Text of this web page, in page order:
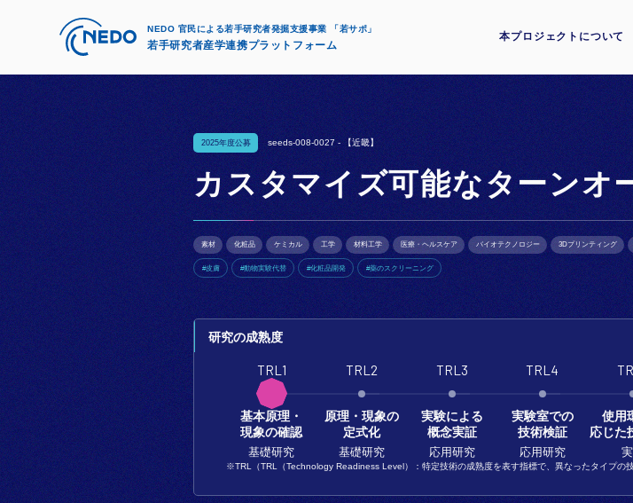
NEDO 官民による若手研究者発掘支援事業 「若サポ」
若手研究者産学連携プラットフォーム
本プロジェクトについて
2025年度公募 seeds-008-0027 -【近畿】
カスタマイズ可能なターンオ
素材 化粧品 ケミカル 工学 材料工学 医療・ヘルスケア バイオテクノロジー 3Dプリンティング
#皮膚 #動物実験代替 #化粧品開発 #薬のスクリーニング
研究の成熟度
TRL1
基本原理・
現象の確認
基礎研究
TRL2
原理・現象の
定式化
基礎研究
TRL3
実験による
概念実証
応用研究
TRL4
実験室での
技術検証
応用研究
使用
応じた
※TRL（TRL（Technology Readiness Level）：特定技術の成熟度を表す指標で、異なったタイプの